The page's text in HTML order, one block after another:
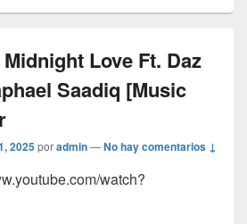
Love Ft. Daz
Saadiq [Music
2025poradmin—No hay comentarios ↓
watch?